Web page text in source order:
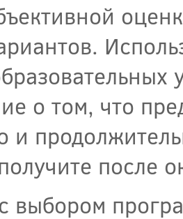
о том, что
и
после
выбором